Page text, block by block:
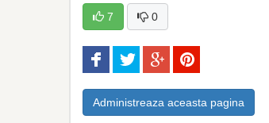
7 0
Administreaza aceasta pagina